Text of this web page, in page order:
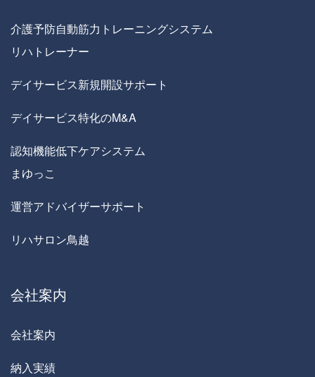
介護予防自動筋力トレーニングシステム
リハトレーナー
デイサービス新規開設サポート
デイサービス特化のM&A
認知機能低下ケアシステム
まゆっこ
運営アドバイザーサポート
リハサロン鳥越
会社案内
会社案内
納入実績